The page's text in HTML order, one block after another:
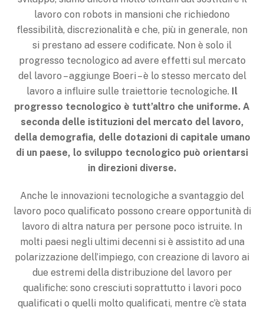
lavoro con robots in mansioni che richiedono
flessibilità, discrezionalità e che, più in generale, non
si prestano ad essere codificate. Non è solo il
progresso tecnologico ad avere effetti sul mercato
del lavoro – aggiunge Boeri – è lo stesso mercato del
lavoro a influire sulle traiettorie tecnologiche. Il
progresso tecnologico è tutt’altro che uniforme. A
seconda delle istituzioni del mercato del lavoro,
della demografia, delle dotazioni di capitale umano
di un paese, lo sviluppo tecnologico può orientarsi
in direzioni diverse.
Anche le innovazioni tecnologiche a svantaggio del
lavoro poco qualificato possono creare opportunità di
lavoro di altra natura per persone poco istruite. In
molti paesi negli ultimi decenni si è assistito ad una
polarizzazione dell’impiego, con creazione di lavoro ai
due estremi della distribuzione del lavoro per
qualifiche: sono cresciuti soprattutto i lavori poco
qualificati o quelli molto qualificati, mentre c’è stata